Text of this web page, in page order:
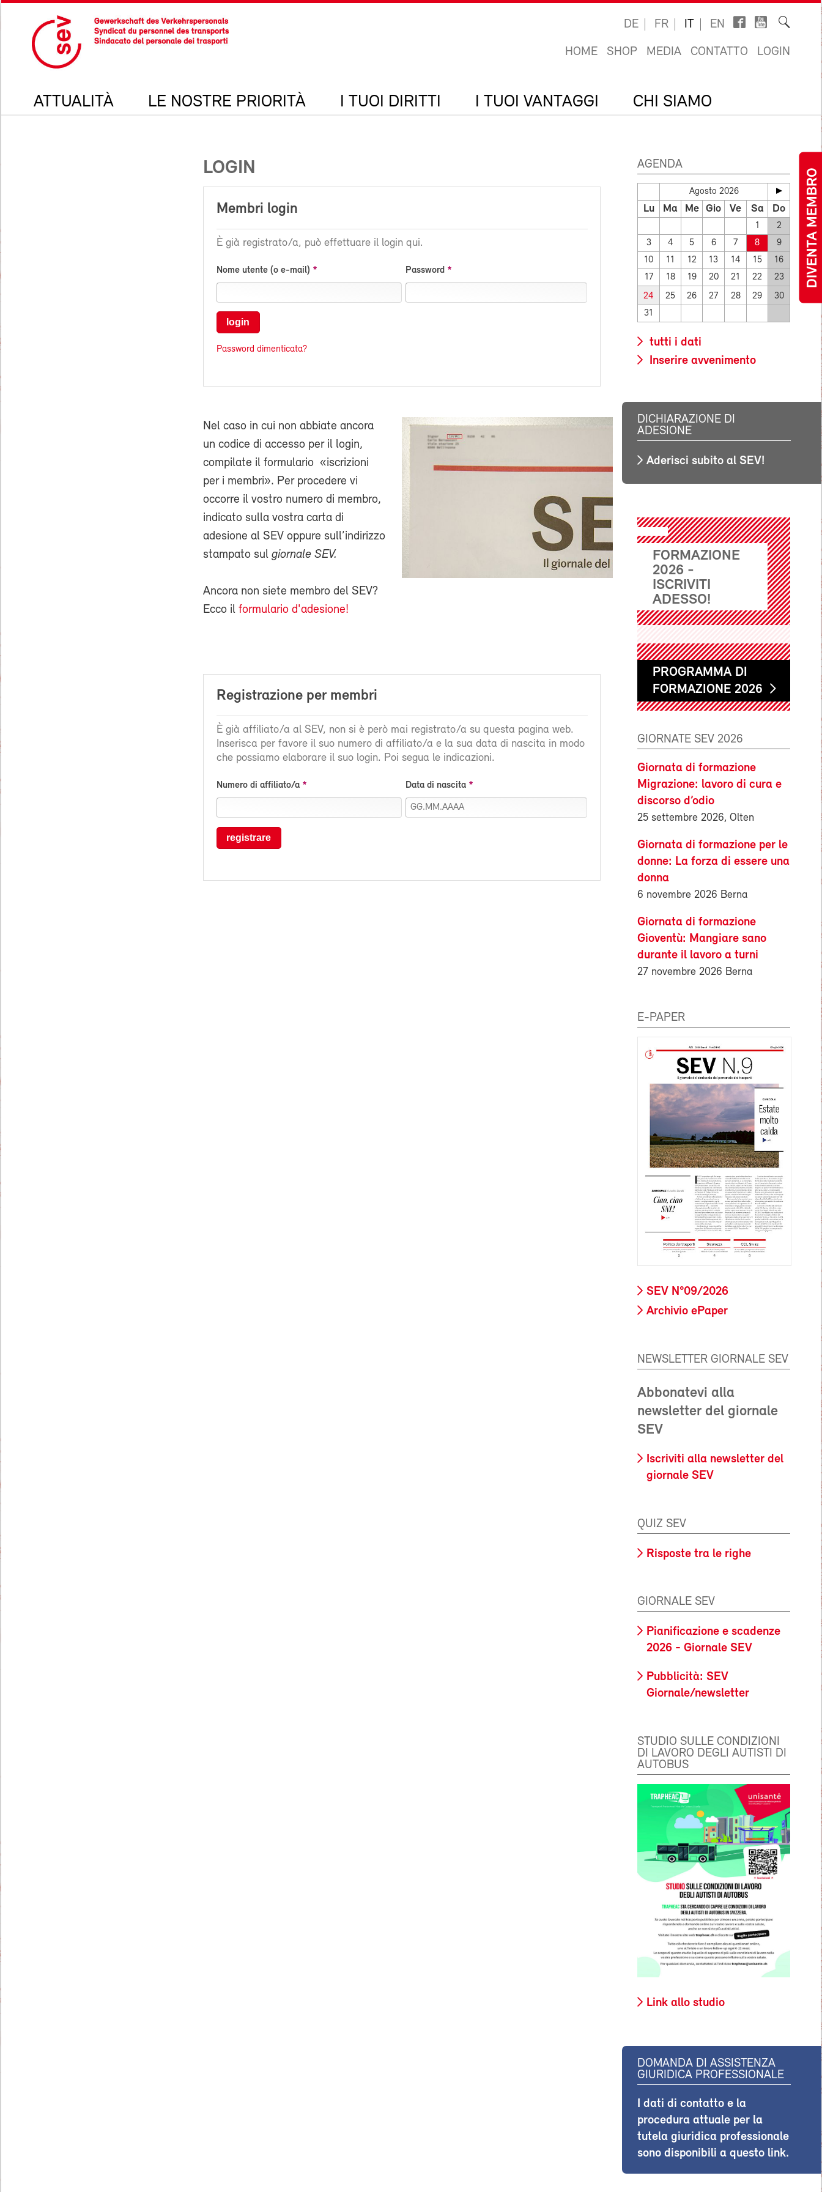
DIVENTA MEMBRO
DE FR IT EN
HOME SHOP MEDIA CONTATTO LOGIN
ATTUALITÀ LE NOSTRE PRIORITÀ I TUOI DIRITTI I TUOI VANTAGGI CHI SIAMO
LOGIN
Membri login
È già registrato/a, può effettuare il login qui.
Nome utente (o e-mail) Password
login
Password dimenticata?
Nel caso in cui non abbiate ancora
un codice di accesso per il login,
compilate il formulario «iscrizioni
per i membri». Per procedere vi
occorre il vostro numero di membro,
indicato sulla vostra carta di
adesione al SEV oppure sull’indirizzo
stampato sul giornale SEV.
Ancora non siete membro del SEV?
Ecco il formulario d'adesione!
Registrazione per membri
È già affiliato/a al SEV, non si è però mai registrato/a su questa pagina web.
Inserisca per favore il suo numero di affiliato/a e la sua data di nascita in modo
che possiamo elaborare il suo login. Poi segua le indicazioni.
Numero di affiliato/a Data di nascita
registrare
AGENDA
Agosto 2026
Lu Ma Me Gio Ve Sa Do
1
2
3
4 5 6 7 8
9
10
11 12 13 14 15
16
17
18 19 20 21 22 23
24 25 26 27 28 29
30
31
tutti i dati
Inserire avvenimento
DICHIARAZIONE DI
ADESIONE
Aderisci subito al SEV!
FORMAZIONE
2026 -
ISCRIVITI
ADESSO!
PROGRAMMA DI
FORMAZIONE 2026
GIORNATE SEV 2026
Giornata di formazione
Migrazione: lavoro di cura e
discorso d’odio
25 settembre 2026, Olten
Giornata di formazione per le
donne: La forza di essere una
donna
6 novembre 2026 Berna
Giornata di formazione
Gioventù: Mangiare sano
durante il lavoro a turni
27 novembre 2026 Berna
E-PAPER
SEV N°09/2026
Archivio ePaper
NEWSLETTER GIORNALE SEV
Abbonatevi alla
newsletter del giornale
SEV
Iscriviti alla newsletter del
giornale SEV
QUIZ SEV
Risposte tra le righe
GIORNALE SEV
Pianificazione e scadenze
2026 - Giornale SEV
Pubblicità: SEV
Giornale/newsletter
STUDIO SULLE CONDIZIONI
DI LAVORO DEGLI AUTISTI DI
AUTOBUS
Link allo studio
DOMANDA DI ASSISTENZA
GIURIDICA PROFESSIONALE
I dati di contatto e la
procedura attuale per la
tutela giuridica professionale
sono disponibili a questo link.